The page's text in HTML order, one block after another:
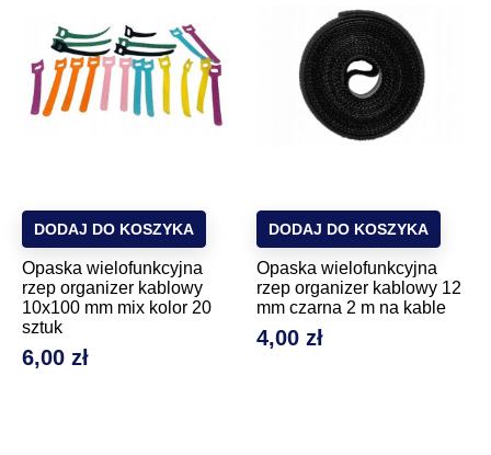
Opaska wielofunkcyjna
rzep organizer kablowy
10x100 mm mix kolor 20
sztuk
Cena
6,00 zł
DODAJ DO KOSZYKA
Opaska wielofunkcyjna
rzep organizer kablowy 12
mm czarna 2 m na kable
Cena
4,00 zł
DODAJ DO KOSZYKA